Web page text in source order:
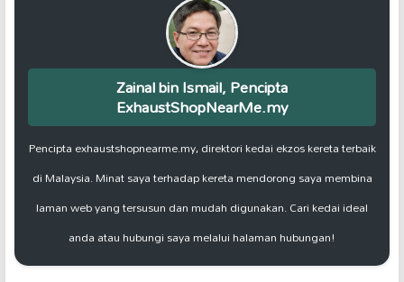
Zainal bin Ismail, Pencipta
ExhaustShopNearMe.my
Pencipta exhaustshopnearme.my, direktori kedai ekzos kereta terbaik
di Malaysia. Minat saya terhadap kereta mendorong saya membina
laman web yang tersusun dan mudah digunakan. Cari kedai ideal
anda atau hubungi saya melalui halaman hubungan!